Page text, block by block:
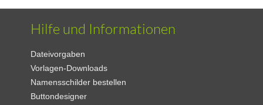
Hilfe und Informationen
Dateivorgaben
Vorlagen-Downloads
Namensschilder bestellen
Buttondesigner